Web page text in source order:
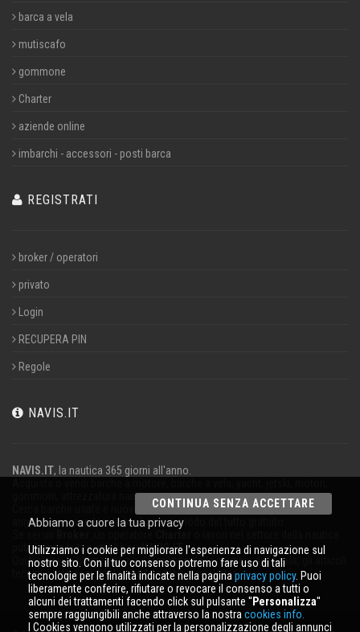
barca a vela
mutiscafo
gommone
Charter
aziende online
imbarchi - accessori - posti barca
REGISTRATI
broker / operatori
privato
Login
RECUPERA PIN
Regole
NAVIS.IT
NAVIS.IT, la nautica 365 giorni all'anno.
gommoni, attrezzatura nautica.
Cerca barche usate e nuove nel nostro database oppure pubblica un
annuncio per vendere la tua barca in modo del tutto gratuito.
pubblicizza la tua attività suNAVIS.IT
Qui troverai le ultime notizie dal mondo della nautica, della vela, gli articoli
tecnici; resta aggiornato con la nostra newsletter.
CONTINUA SENZA ACCETTARE
Abbiamo a cuore la tua privacy
Utilizziamo i cookie per migliorare l'esperienza di navigazione sul
nostro sito. Con il tuo consenso potremo fare uso di tali
tecnologie per le finalità indicate nella pagina privacy policy. Puoi
liberamente conferire, rifiutare o revocare il consenso a tutti o
alcuni dei trattamenti facendo click sul pulsante '' Personalizza''
sempre raggiungibili anche attraverso la nostra cookies info.
I Cookies vengono utilizzati per la personalizzazione degli annunci